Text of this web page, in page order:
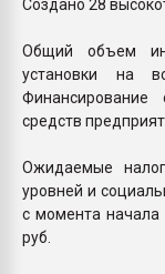
Создано 28
Общий объем
установки на
Финансирование
средств
Ожидаемые
уровней и
с момента начала
руб.